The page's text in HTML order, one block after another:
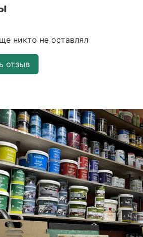
никто не оставлял
отзыв